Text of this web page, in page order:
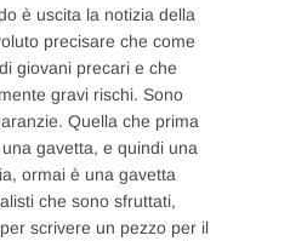
è uscita la notizia della
precisare che come
giovani precari e che
gravi rischi. Sono
Quella che prima
gavetta, e quindi una
ormai è una gavetta
che sono sfruttati,
scrivere un pezzo per il